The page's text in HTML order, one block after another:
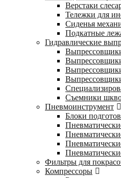
Верстаки
Тележки для
Сиденья
Подкатные
Гидравлические
Cъемники
Пневмоинструмент
Блоки
Фильтры для
Компрессоры